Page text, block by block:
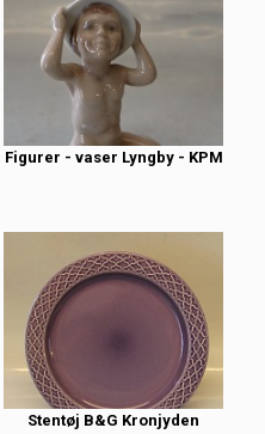
Figurer - vaser Lyngby - KPM
Stentøj B&G Kronjyden